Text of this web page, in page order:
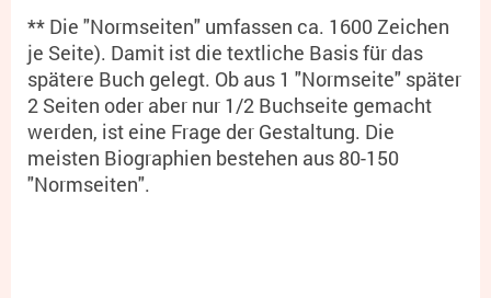
** Die "Normseiten" umfassen ca. 1600 Zeichen
je Seite). Damit ist die textliche Basis für das
spätere Buch gelegt. Ob aus 1 "Normseite" später
2 Seiten oder aber nur 1/2 Buchseite gemacht
werden, ist eine Frage der Gestaltung. Die
meisten Biographien bestehen aus 80-150
"Normseiten".